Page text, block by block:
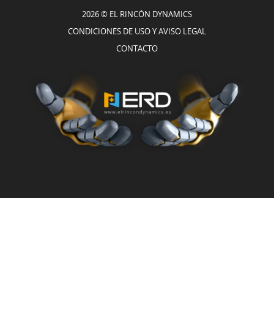
2026 © EL RINCÓN DYNAMICS
CONDICIONES DE USO Y AVISO LEGAL
CONTACTO